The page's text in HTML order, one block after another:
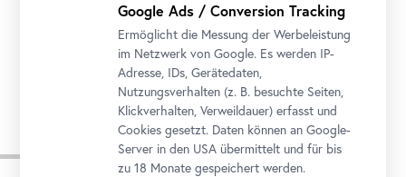
Programmkalender
Impressionen
Google Ads / Conversion Tracking
Ermöglicht die Messung der Werbeleistung
im Netzwerk von Google. Es werden IP-
Adresse, IDs, Gerätedaten,
Nutzungsverhalten (z. B. besuchte Seiten,
Klickverhalten, Verweildauer) erfasst und
Cookies gesetzt. Daten können an Google-
Server in den USA übermittelt und für bis
zu 18 Monate gespeichert werden.